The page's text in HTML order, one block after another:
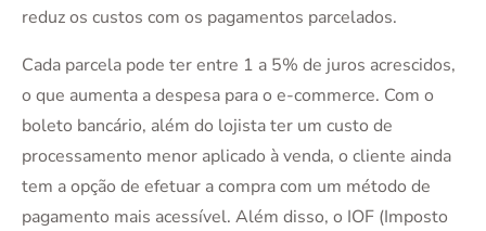
reduz os custos com os pagamentos parcelados.
Cada parcela pode ter entre 1 a 5% de juros acrescidos,
o que aumenta a despesa para o e-commerce. Com o
boleto bancário, além do lojista ter um custo de
processamento menor aplicado à venda, o cliente ainda
tem a opção de efetuar a compra com um método de
pagamento mais acessível. Além disso, o IOF (Imposto